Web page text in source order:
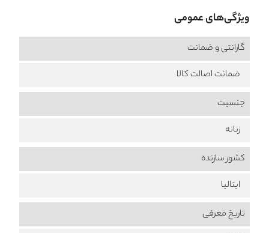
ویژگی‌های عمومی
گارانتی و ضمانت
ضمانت اصالت کالا
جنسیت
زنانه
کشور سازنده
ایتالیا
تاریخ معرفی